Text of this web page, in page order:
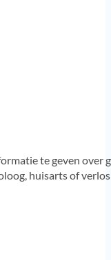
te geven
huisarts of